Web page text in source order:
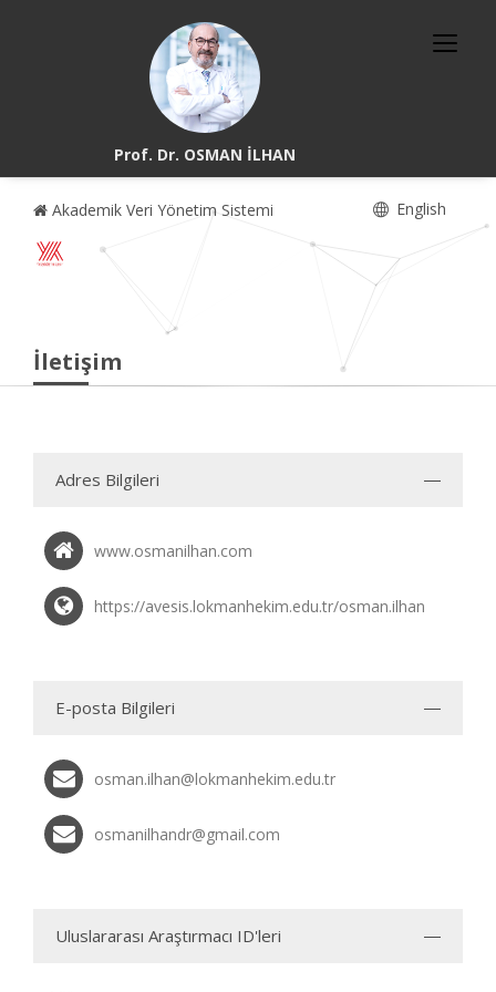
Prof. Dr. OSMAN İLHAN
Akademik Veri Yönetim Sistemi English
İletişim
Adres Bilgileri
www.osmanilhan.com
https://avesis.lokmanhekim.edu.tr/osman.ilhan
E-posta Bilgileri
osman.ilhan@lokmanhekim.edu.tr
osmanilhandr@gmail.com
Uluslararası Araştırmacı ID'leri